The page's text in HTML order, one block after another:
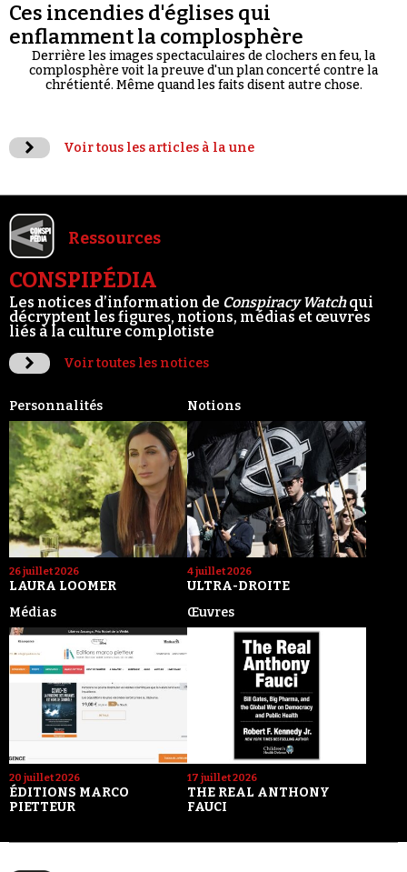
Ces incendies d'églises qui
enflamment la complosphère
Derrière les images spectaculaires de clochers en feu, la
complosphère voit la preuve d'un plan concerté contre la
chrétienté. Même quand les faits disent autre chose.
Voir tous les articles à la une
Ressources
CONSPIPÉDIA
Les notices d’information de Conspiracy Watchqui
décryptent les figures, notions, médias et œuvres
liés à la culture complotiste
Voir toutes les notices
Personnalités
26 juillet 2026
LAURA LOOMER
Notions
4 juillet 2026
ULTRA-DROITE
Médias
20 juillet 2026
ÉDITIONS MARCO
PIETTEUR
Œuvres
17 juillet 2026
THE REAL ANTHONY
FAUCI